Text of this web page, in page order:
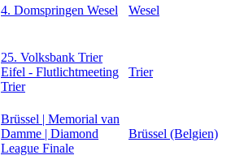
4. Domspringen Wesel Wesel
25. Volksbank Trier
Eifel - Flutlichtmeeting
Trier
Trier
Brüssel | Memorial van
Damme | Diamond
League Finale
Brüssel (Belgien)